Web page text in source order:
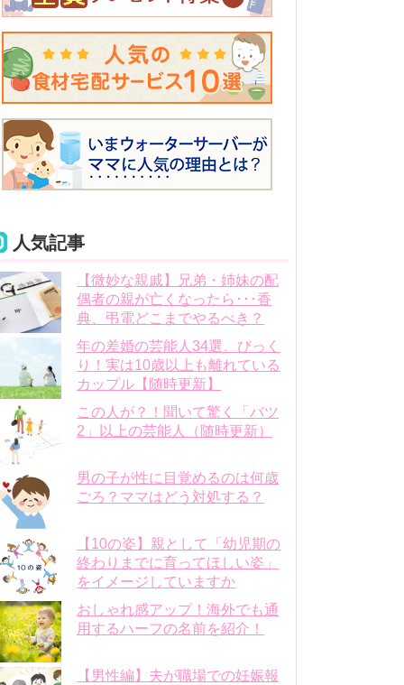
人気記事
【微妙な親戚】兄弟・姉妹の配
偶者の親が亡くなったら･･･香
典、弔電どこまでやるべき？
年の差婚の芸能人34選。びっく
り！実は10歳以上も離れている
カップル【随時更新】
この人が？！聞いて驚く「バツ
2」以上の芸能人（随時更新）
男の子が性に目覚めるのは何歳
ごろ？ママはどう対処する？
【10の姿】親として「幼児期の
終わりまでに育ってほしい姿」
をイメージしていますか
おしゃれ感アップ！海外でも通
用するハーフの名前を紹介！
【男性編】夫が職場での妊娠報